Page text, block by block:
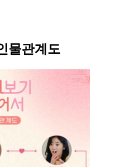
물관계도